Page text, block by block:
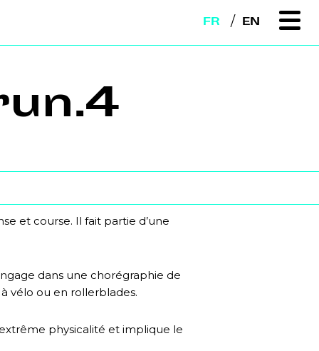
FR EN
et course. Il fait partie d’une
dans une chorégraphie de
vélo ou en rollerblades.
physicalité et implique le